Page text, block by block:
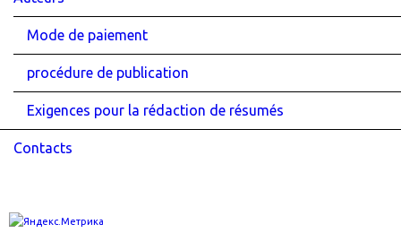
Mode de paiement
procédure de publication
Exigences pour la rédaction de résumés
Contacts